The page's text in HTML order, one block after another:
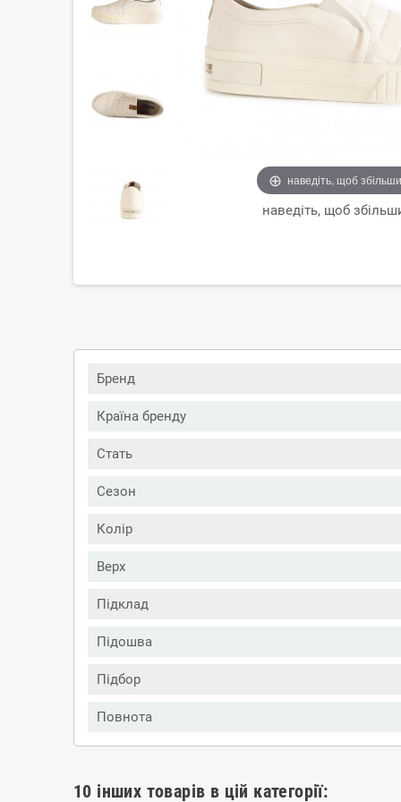
наведіть, щоб
наведіть, щоб
Бренд
Країна бренду
Стать
Сезон
Колір
Верх
Підклад
Підошва
Підбор
Повнота
10 інших товарів в цій категорії: